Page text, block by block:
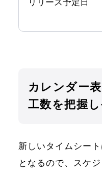
リリース予定日
カレンダー
工数を把握し
新しいタイムシー
となるので、スケ